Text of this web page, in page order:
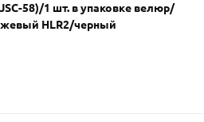
58)/1 шт. в упаковке велюр/
HLR2/черный